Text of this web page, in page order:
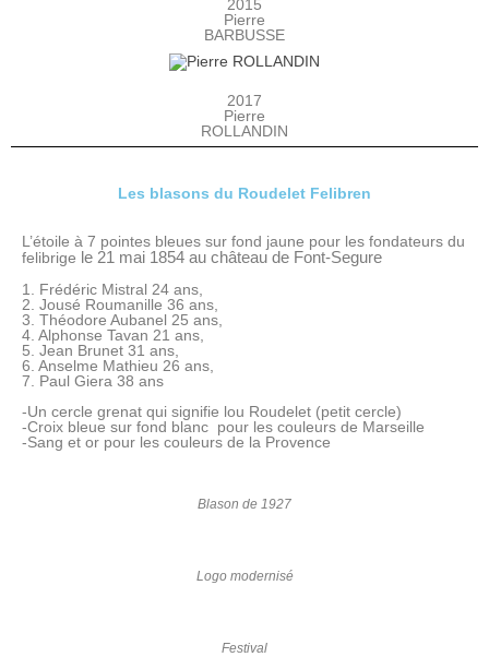
2015
Pierre
BARBUSSE
2017
Pierre
ROLLANDIN
Les blasons du Roudelet Felibren
L’étoile à 7 pointes bleues sur fond jaune pour les fondateurs du
felibrige le 21 mai 1854 au château de Font-Segure
1. Frédéric Mistral 24 ans,
2. Jousé Roumanille 36 ans,
3. Théodore Aubanel 25 ans,
4. Alphonse Tavan 21 ans,
5. Jean Brunet 31 ans,
6. Anselme Mathieu 26 ans,
7. Paul Giera 38 ans
-Un cercle grenat qui signifie lou Roudelet (petit cercle)
-Croix bleue sur fond blanc pour les couleurs de Marseille
-Sang et or pour les couleurs de la Provence
Blason de 1927
Logo modernisé
Festival